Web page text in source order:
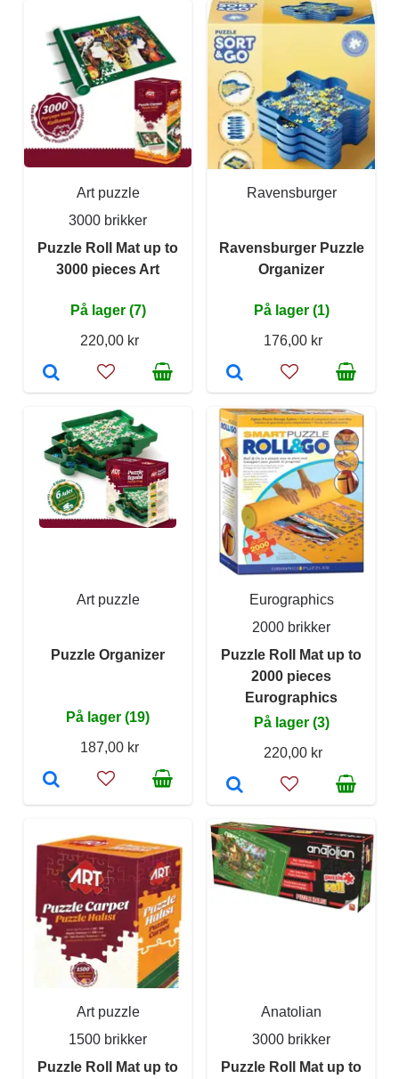
Art puzzle
3000 brikker
Puzzle Roll Mat up to
3000 pieces Art
På lager (7)
220,00 kr
Ravensburger
Ravensburger Puzzle
Organizer
På lager (1)
176,00 kr
Art puzzle
Puzzle Organizer
På lager (19)
187,00 kr
Eurographics
2000 brikker
Puzzle Roll Mat up to
2000 pieces
Eurographics
På lager (3)
220,00 kr
Art puzzle
1500 brikker
Puzzle Roll Mat up to
Anatolian
3000 brikker
Puzzle Roll Mat up to